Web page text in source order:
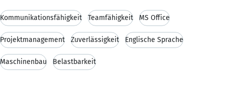
Kommunikationsfähigkeit Teamfähigkeit MS Office
Projektmanagement Zuverlässigkeit Englische Sprache
Maschinenbau Belastbarkeit